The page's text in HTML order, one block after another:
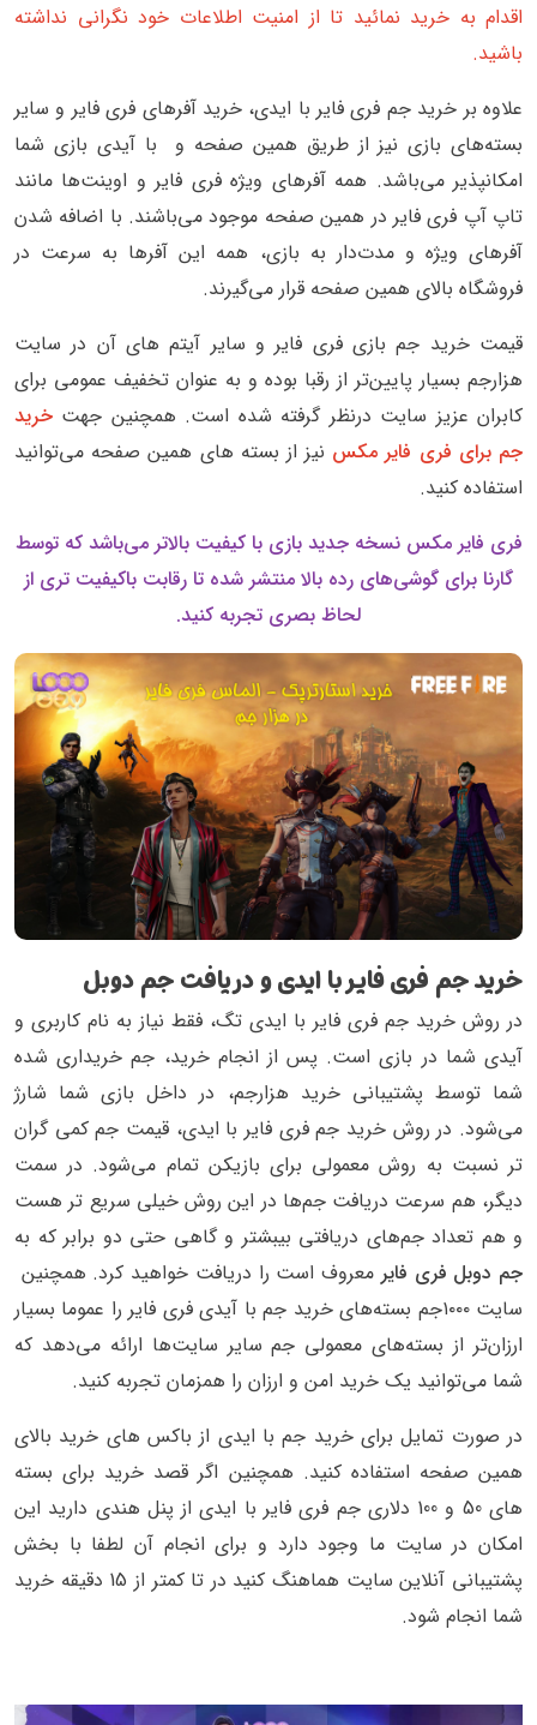
اقدام به خرید نمائید تا از امنیت اطلاعات خود نگرانی نداشته
باشید.
علاوه بر خرید جم فری فایر با ایدی، خرید آفرهای فری فایر و سایر
بسته‌های بازی نیز از طریق همین صفحه و با آیدی بازی شما
امکانپذیر می‌باشد. همه آفرهای ویژه فری فایر و اوینت‌ها مانند
تاپ آپ فری فایر در همین صفحه موجود می‌باشند. با اضافه شدن
آفرهای ویژه و مدت‌دار به بازی، همه این آفرها به سرعت در
فروشگاه بالای همین صفحه قرار می‌گیرند.
قیمت خرید جم بازی فری فایر و سایر آیتم های آن در سایت
هزارجم بسیار پایین‌تر از رقبا بوده و به عنوان تخفیف عمومی برای
کابران عزیز سایت درنظر گرفته شده است. همچنین جهت خرید
جم برای فری فایر مکس نیز از بسته های همین صفحه می‌توانید
استفاده کنید.
فری فایر مکس نسخه جدید بازی با کیفیت بالاتر می‌باشد که توسط
گارنا برای گوشی‌های رده بالا منتشر شده تا رقابت باکیفیت تری از
لحاظ بصری تجربه کنید.
خرید جم فری فایر با ایدی و دریافت جم دوبل
در روش خرید جم فری فایر با ایدی تگ، فقط نیاز به نام کاربری و
آیدی شما در بازی است. پس از انجام خرید، جم خریداری شده
شما توسط پشتیبانی خرید هزارجم، در داخل بازی شما شارژ
می‌شود. در روش خرید جم فری فایر با ایدی، قیمت جم کمی گران
تر نسبت به روش معمولی برای بازیکن تمام می‌شود. در سمت
دیگر، هم سرعت دریافت جم‌ها در این روش خیلی سریع تر هست
و هم تعداد جم‌های دریافتی بیبشتر و گاهی حتی دو برابر که به
جم دوبل فری فایر معروف است را دریافت خواهید کرد. همچنین
سایت ۱۰۰۰جم بسته‌های خرید جم با آیدی فری فایر را عموما بسیار
ارزان‌تر از بسته‌های معمولی جم سایر سایت‌ها ارائه می‌دهد که
شما می‌توانید یک خرید امن و ارزان را همزمان تجربه کنید.
در صورت تمایل برای خرید جم با ایدی از باکس های خرید بالای
همین صفحه استفاده کنید. همچنین اگر قصد خرید برای بسته
های 50 و 100 دلاری جم فری فایر با ایدی از پنل هندی دارید این
امکان در سایت ما وجود دارد و برای انجام آن لطفا با بخش
پشتیبانی آنلاین سایت هماهنگ کنید در تا کمتر از 15 دقیقه خرید
شما انجام شود.